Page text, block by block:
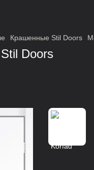
Крашенные Stil Doors
Doors